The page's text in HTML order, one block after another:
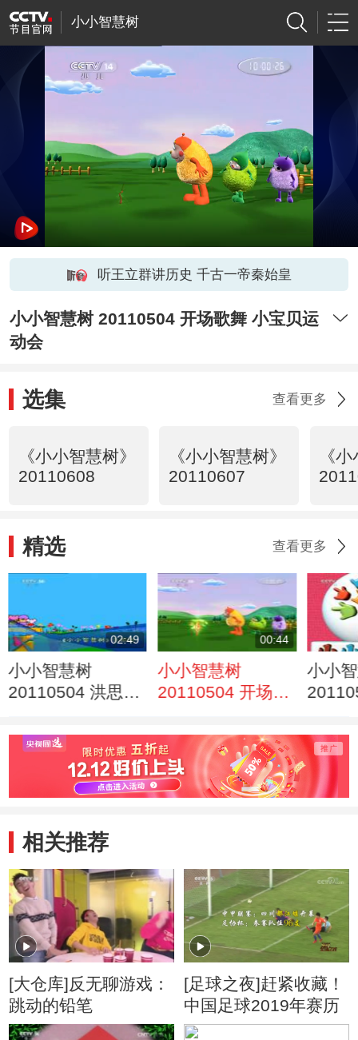
小小智慧树
听王立群讲历史 千古一帝秦始皇
小小智慧树 20110504 开场歌舞 小宝贝运
动会
选集 查看更多
《小小智慧树》
20110608
《小小智慧树》
20110607
《
精选 查看更多
02:49
小小智慧树
20110504 洪思小
00:44
小小智慧树
20110504 开场歌
小小
澡》
相关推荐
[大仓库]反无聊游戏：
跳动的铅笔
[足球之夜]赶紧收藏！
中国足球2019年赛历